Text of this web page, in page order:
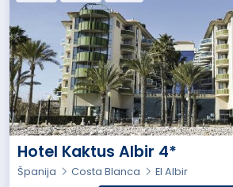
Hotel Kaktus Albir 4*
Španija Costa Blanca El Albir